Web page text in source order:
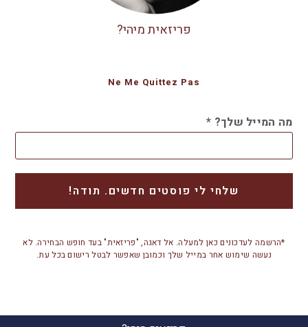
פריזאית מיהי?
Ne Me Quittez Pas
מה המייל שלך? *
*הרשמה לעדכונים כאן למעלה. אל דאגה, "פריזאית" בעד חופש הבחירה. לא
נעשה שימוש אחר במייל שלך וכמובן שאפשר לבטל רישום בכל עת.